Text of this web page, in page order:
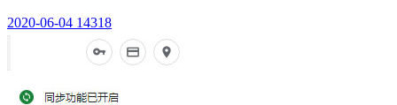
2020-06-04 14318